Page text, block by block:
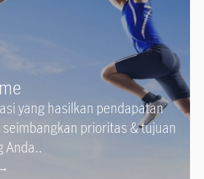
yang hasilkan pendapatan
prioritas & tujuan
Anda..